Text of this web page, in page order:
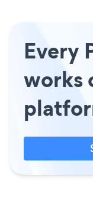
Every
works